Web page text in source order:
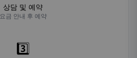
상담 및 예약
요금 안내 후 예약
3️⃣